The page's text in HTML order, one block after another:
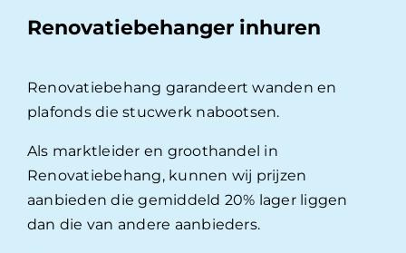
Renovatiebehanger inhuren
Renovatiebehang garandeert wanden en
plafonds die stucwerk nabootsen.
Als marktleider en groothandel in
Renovatiebehang, kunnen wij prijzen
aanbieden die gemiddeld 20% lager liggen
dan die van andere aanbieders.